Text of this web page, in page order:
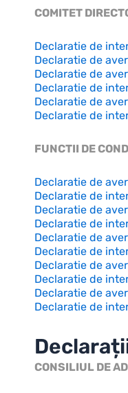
COMITET
Declaratie de
Declaratie de
Declaratie de
Declaratie de
Declaratie de
Declaratie de
FUNCTII DE
Declaratie de
Declaratie de
Declaratie de
Declaratie de
Declaratie de
Declaratie de
Declaratie de
Declaratie de
Declaratie de
Declaratie de
CONSILIUL DE